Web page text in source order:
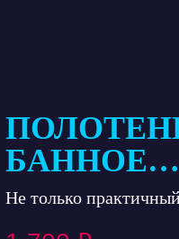
БАННОЕ
СРЕДНЕЕ
Не только